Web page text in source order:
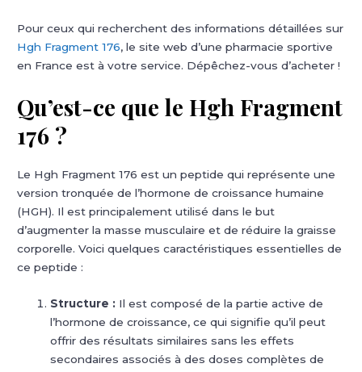
Pour ceux qui recherchent des informations détaillées sur
Hgh Fragment 176, le site web d’une pharmacie sportive
en France est à votre service. Dépêchez-vous d’acheter !
Qu’est-ce que le Hgh Fragment
176 ?
Le Hgh Fragment 176 est un peptide qui représente une
version tronquée de l’hormone de croissance humaine
(HGH). Il est principalement utilisé dans le but
d’augmenter la masse musculaire et de réduire la graisse
corporelle. Voici quelques caractéristiques essentielles de
ce peptide :
Structure : Il est composé de la partie active de
l’hormone de croissance, ce qui signifie qu’il peut
offrir des résultats similaires sans les effets
secondaires associés à des doses complètes de